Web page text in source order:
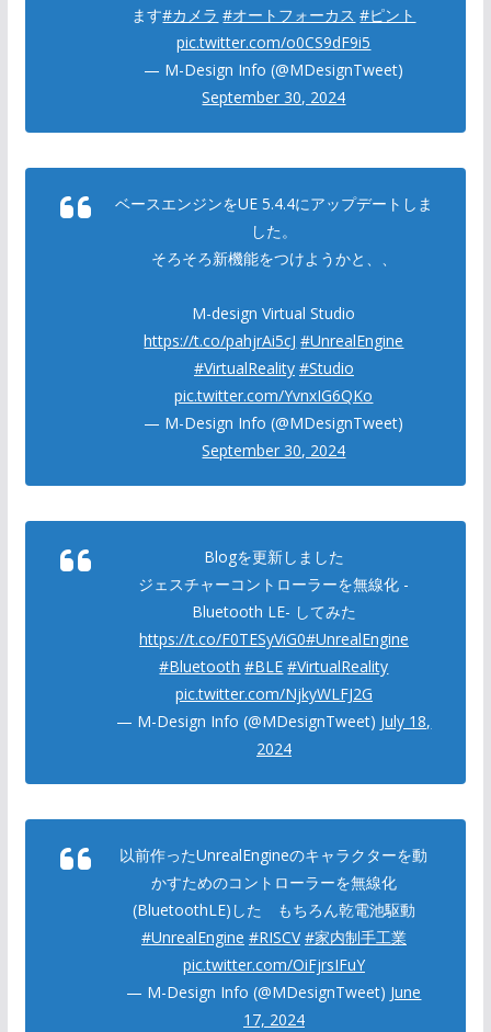
ます#カメラ #オートフォーカス #ピント
pic.twitter.com/o0CS9dF9i5
— M-Design Info (@MDesignTweet)
September 30, 2024
ベースエンジンをUE 5.4.4にアップデートしま
した。
そろそろ新機能をつけようかと、、
M-design Virtual Studio
https://t.co/pahjrAi5cJ #UnrealEngine
#VirtualReality #Studio
pic.twitter.com/YvnxIG6QKo
— M-Design Info (@MDesignTweet)
September 30, 2024
Blogを更新しました
ジェスチャーコントローラーを無線化 -
Bluetooth LE- してみた
https://t.co/F0TESyViG0#UnrealEngine
#Bluetooth #BLE #VirtualReality
pic.twitter.com/NjkyWLFJ2G
— M-Design Info (@MDesignTweet) July 18,
2024
以前作ったUnrealEngineのキャラクターを動
かすためのコントローラーを無線化
(BluetoothLE)した もちろん乾電池駆動
#UnrealEngine #RISCV #家内制手工業
pic.twitter.com/OiFjrsIFuY
— M-Design Info (@MDesignTweet) June
17, 2024